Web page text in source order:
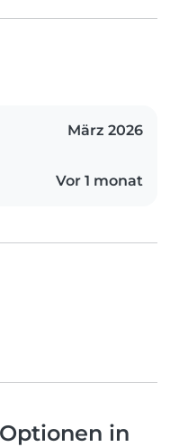
März 2026
Vor 1 monat
in